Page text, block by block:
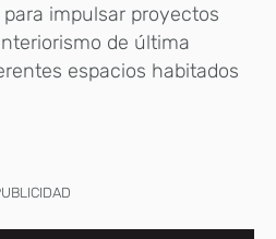
impulsar proyectos
de última
espacios habitados